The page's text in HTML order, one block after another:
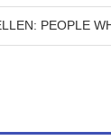
PEOPLE